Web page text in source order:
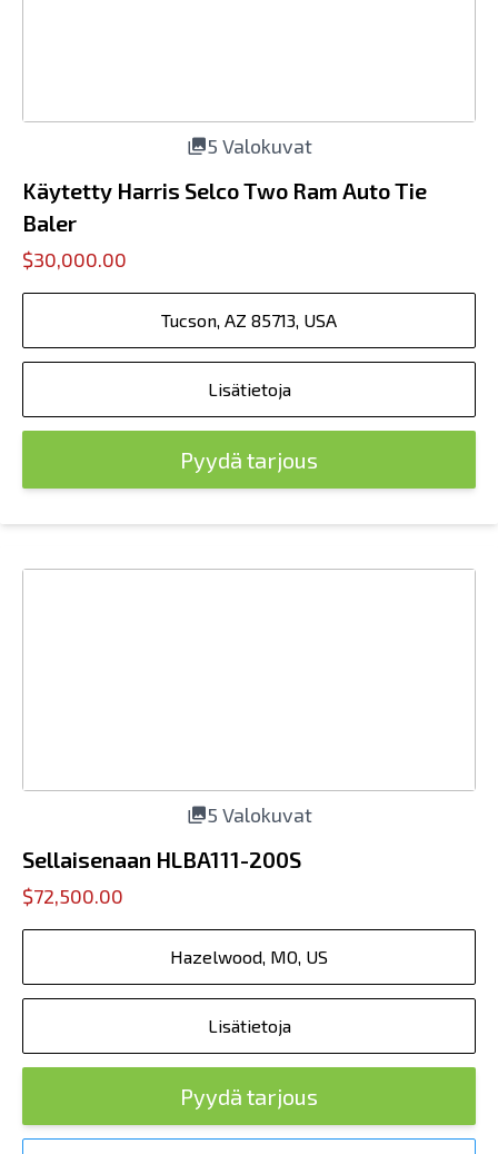
5 Valokuvat
Käytetty Harris Selco Two Ram Auto Tie
Baler
$30,000.00
Tucson, AZ 85713, USA
Lisätietoja
Pyydä tarjous
5 Valokuvat
Sellaisenaan HLBA111-200S
$72,500.00
Hazelwood, MO, US
Lisätietoja
Pyydä tarjous